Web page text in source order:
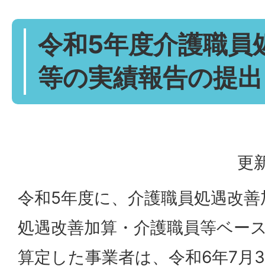
令和5年度介護職員
等の実績報告の提
更
令和5年度に、介護職員処遇改
処遇改善加算・介護職員等ベー
算定した事業者は、令和6年7月